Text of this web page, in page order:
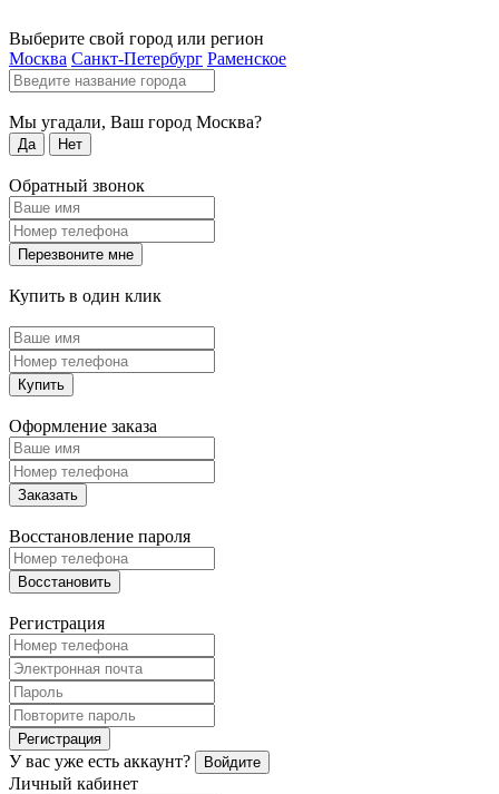
Выберите свой город или регион
Москва Санкт-Петербург Раменское
Мы угадали, Ваш город Москва?
Да Нет
Обратный звонок
Перезвоните мне
Купить в один клик
Купить
Оформление заказа
Заказать
Восстановление пароля
Восстановить
Регистрация
Регистрация
У вас уже есть аккаунт? Войдите
Личный кабинет